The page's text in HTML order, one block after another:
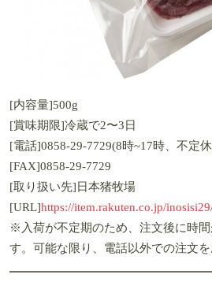
[内容量]500g
[賞味期限]冷蔵で2〜3日
[電話]0858-29-7729(8時~17時、不定
[FAX]0858-29-7729
[取り扱い先]日本猪牧場
[URL]https://item.rakuten.co.jp/
※入荷が不定期のため、注文後に時
す。可能な限り、電話以外での注文